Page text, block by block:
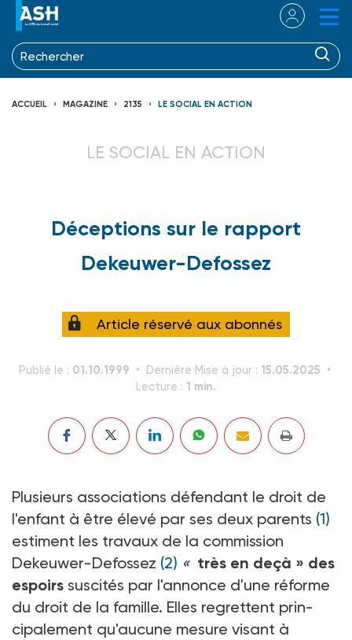
ACCUEIL MAGAZINE 2135 LE SOCIAL EN ACTION
LE SOCIAL EN ACTION
Déceptions sur le rapport
Dekeuwer-Defossez
Article réservé aux abonnés
Publié le : 01.10.1999 Dernière Mise à jour : 15.05.2025
Lecture : 1 min.
Plusieurs associations défendant le droit de
l'enfant à être élevé par ses deux parents (1)
estiment les travaux de la commission
Dekeuwer-Defossez (2) « très en deçà » des
espoirs suscités par l'annonce d'une réforme
du droit de la famille. Elles regrettent prin-
cipalement qu'aucune mesure visant à